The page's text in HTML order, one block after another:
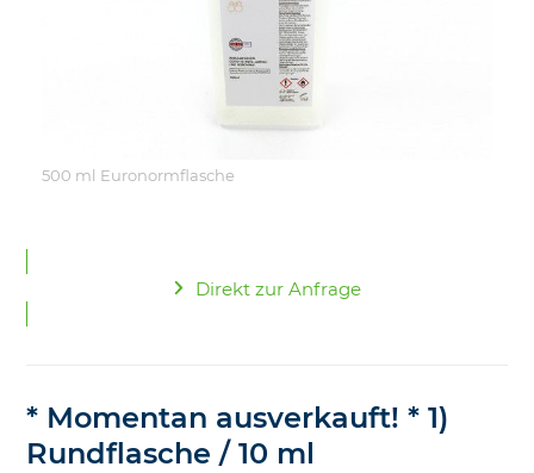
500 ml Euronormflasche
Direkt zur Anfrage
* Momentan ausverkauft! * 1)
Rundflasche / 10 ml